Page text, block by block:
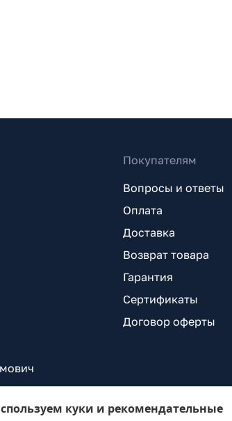
Покупателям
Вопросы и ответы
Оплата
Доставка
Возврат товара
Гарантия
Сертификаты
Договор оферты
Александровской Фермы, д. 29, лит. ВГ
куки и рекомендательные